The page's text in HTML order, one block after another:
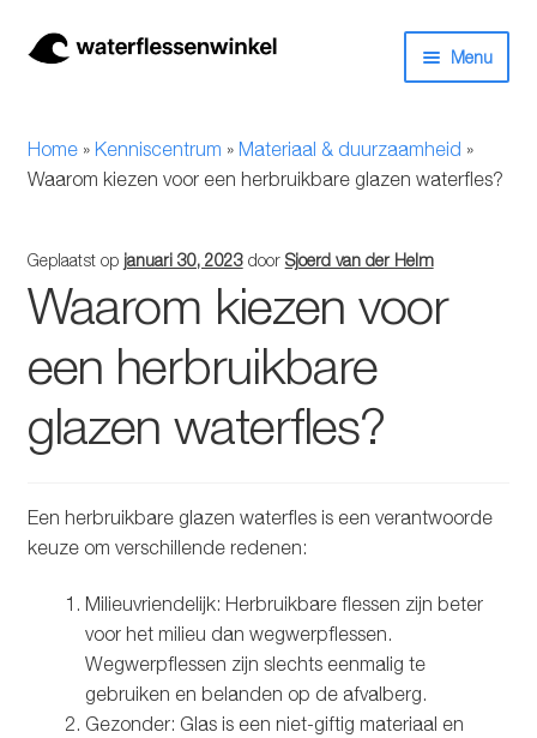
Ga
Ga
Menu
Bidons
Kinderflessen
Drinkfles met rietje
Waterfles met filter
Glazen drinkfles
RVS drinkfles
Broodtrommels & lunchboxen
Home» Kenniscentrum » Materiaal & duurzaamheid »
Waarom kiezen voor een herbruikbare glazen waterfles?
Geplaatst op januari 30, 2023 door Sjoerd van der Helm
Waarom kiezen voor
een herbruikbare
glazen waterfles?
Een herbruikbare glazen waterfles is een verantwoorde
keuze om verschillende redenen:
Milieuvriendelijk: Herbruikbare flessen zijn beter
voor het milieu dan wegwerpflessen.
Wegwerpflessen zijn slechts eenmalig te
gebruiken en belanden op de afvalberg.
Gezonder: Glas is een niet-giftig materiaal en